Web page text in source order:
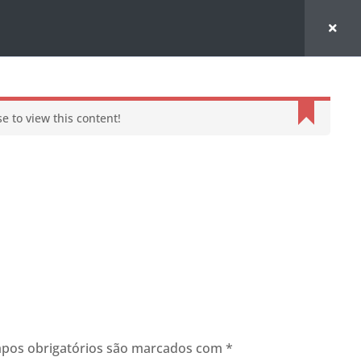
to view this content!
obrigatórios são marcados com *